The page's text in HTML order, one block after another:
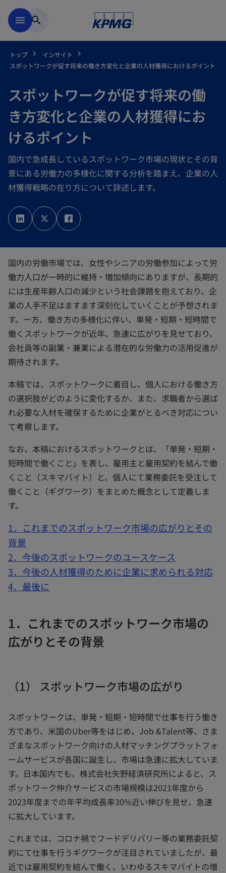
menu search
トップ
インサイト
スポットワークが促す将来の働き方変化と企業の人材獲得におけるポイント
スポットワークが促す将来の働
き方変化と企業の人材獲得にお
けるポイント
国内で急成長しているスポットワーク市場の現状とその背
景にある労働力の多様化に関する分析を踏まえ、企業の人
材獲得戦略の在り方について詳述します。
新
し
い
タ
新
し
い
タ
し
い
国内の労働市場では、女性やシニアの労働参加によって労
働力人口が一時的に維持・増加傾向にありますが、長期的
には生産年齢人口の減少という社会課題を抱えており、企
業の人手不足はますます深刻化していくことが予想されま
す。一方、働き方の多様化に伴い、単発・短期・短時間で
働くスポットワークが近年、急速に広がりを見せており、
会社員等の副業・兼業による潜在的な労働力の活用促進が
期待されます。
本稿では、スポットワークに着目し、個人における働き方
の選択肢がどのように変化するか、また、求職者から選ば
れ必要な人材を確保するために企業がとるべき対応につい
て考察します。
なお、本稿におけるスポットワークとは、「単発・短期・
短時間で働くこと」を表し、雇用主と雇用契約を結んで働
くこと（スキマバイト）と、個人にて業務委託を受注して
働くこと（ギグワーク）をまとめた概念として定義しま
す。
1．これまでのスポットワーク市場の広がりとその
背景
2．今後のスポットワークのユースケース
3．今後の人材獲得のために企業に求められる対応
4．最後に
1．これまでのスポットワーク市場の
広がりとその背景
（1） スポットワーク市場の広がり
スポットワークは、単発・短期・短時間で仕事を行う働き
方であり、米国のUber等をはじめ、Job &Talent等、さま
ざまなスポットワーク向けの人材マッチングプラットフォ
ームサービスが各国に誕生し、市場は急速に拡大していま
す。日本国内でも、株式会社矢野経済研究所によると、ス
ポットワーク仲介サービスの市場規模は2021年度から
2023年度までの年平均成長率30%近い伸びを見せ、急速
に拡大しています。
これまでは、コロナ禍でフードデリバリー等の業務委託契
約にて仕事を行うギグワークが注目されていましたが、最
近では雇用契約を結んで働く、いわゆるスキマバイトの増